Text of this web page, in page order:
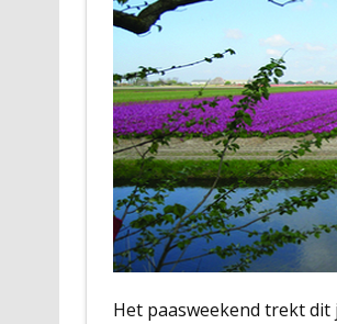
Het paasweekend trekt